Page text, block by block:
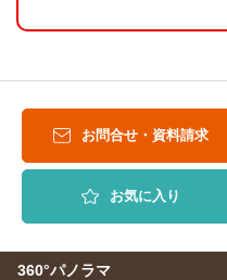
お問合せ・資料請求
お気に入り
360°パノラマ